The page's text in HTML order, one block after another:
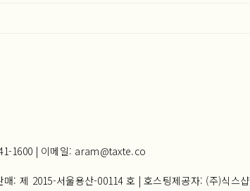
1600 | 이메일: aram@taxte.co
매: 제 2015-서울용산-00114 호 | 호스팅제공자: (주)식스샵